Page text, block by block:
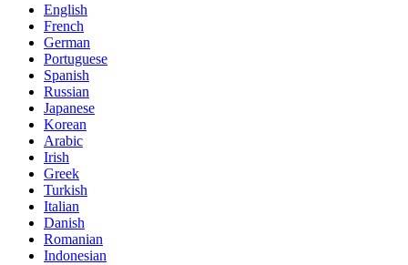
English
French
German
Portuguese
Spanish
Russian
Japanese
Korean
Arabic
Irish
Greek
Turkish
Italian
Danish
Romanian
Indonesian